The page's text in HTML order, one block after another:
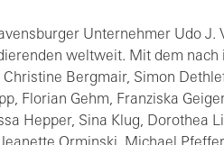
Unternehmer Udo J.
weltweit. Mit dem
Bergmair, Simon
Florian Gehm, Franziska
Hepper, Sina Klug, Dorothea